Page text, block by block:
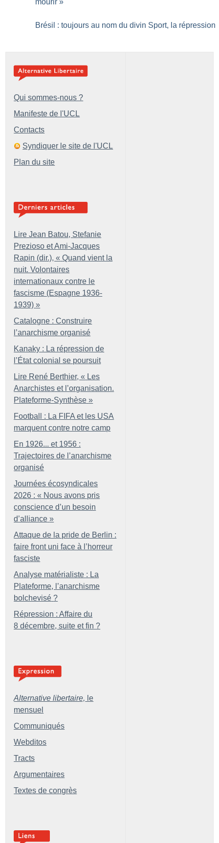
Brésil : toujours au nom du divin Sport, la répression
Qui sommes-nous ?
Manifeste de l'UCL
Contacts
Syndiquer le site de l'UCL
Plan du site
Lire Jean Batou, Stefanie
Prezioso et Ami-Jacques
Rapin (dir.), « Quand vient la
nuit. Volontaires
internationaux contre le
fascisme (Espagne 1936-
1939) »
Catalogne : Construire
l’anarchisme organisé
Kanaky : La répression de
l’État colonial se poursuit
Lire René Berthier, « Les
Anarchistes et l’organisation.
Plateforme-Synthèse »
Football : La FIFA et les USA
marquent contre notre camp
En 1926... et 1956 :
Trajectoires de l’anarchisme
organisé
Journées écosyndicales
2026 : « Nous avons pris
conscience d’un besoin
d’alliance »
Attaque de la pride de Berlin :
faire front uni face à l’horreur
fasciste
Analyse matérialiste : La
Plateforme, l’anarchisme
bolchevisé ?
Répression : Affaire du
8 décembre, suite et fin ?
Alternative libertaire, le
mensuel
Communiqués
Webditos
Tracts
Argumentaires
Textes de congrès